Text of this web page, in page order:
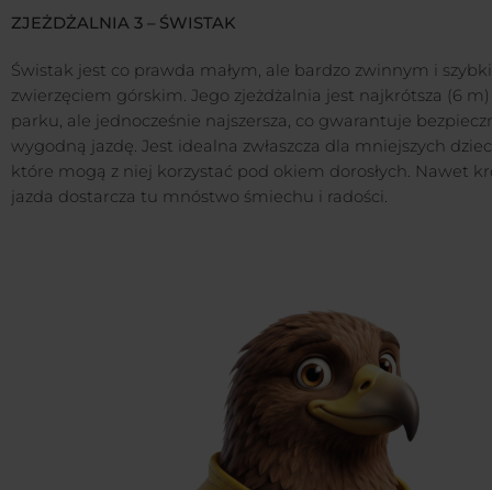
ZJEŻDŻALNIA 3 – ŚWISTAK
Świstak jest co prawda małym, ale bardzo zwinnym i
zwierzęciem górskim. Jego zjeżdżalnia jest najkrótsza (6
parku, ale jednocześnie najszersza, co gwarantuje
wygodną jazdę. Jest idealna zwłaszcza dla mniejszych
które mogą z niej korzystać pod okiem dorosłych. Nawet
jazda dostarcza tu mnóstwo śmiechu i radości.